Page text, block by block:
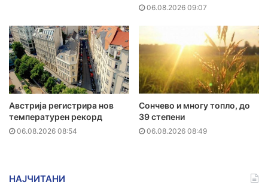
06.08.2026 09:07
Австрија регистрира нов
температурен рекорд
06.08.2026 08:54
Сончево и многу топло, до
39 степени
06.08.2026 08:49
НАЈЧИТАНИ